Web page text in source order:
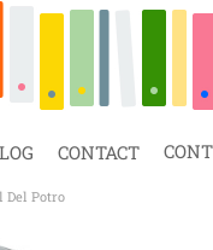
CONTACT
Potro